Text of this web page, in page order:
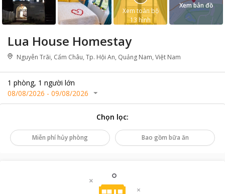
Lua House Homestay
Nguyễn Trãi, Cẩm Châu, Tp. Hội An, Quảng Nam, Việt Nam
1 phòng, 1 người lớn
08/08/2026 - 09/08/2026
Xem toàn bộ
13 hình
Xem bản đồ
Chọn lọc:
Miễn phí hủy phòng Bao gồm bữa ăn